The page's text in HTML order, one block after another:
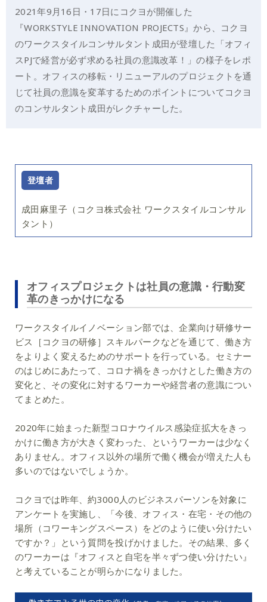
2021年9月16日・17日にコクヨが開催した
『WORKSTYLE INNOVATION PROJECTS』から、コクヨ
のワークスタイルコンサルタント成田が登壇した「オフィ
スPJで経営が必ず求める社員の意識改革！」の様子をレポ
ート。オフィスの移転・リニューアルのプロジェクトを通
じて社員の意識を変革するためのポイントについてコクヨ
のコンサルタント成田がレクチャーした。
登壇者
成田麻里子（コクヨ株式会社 ワークスタイルコンサル
タント）
オフィスプロジェクトは社員の意識・行動変
革のきっかけになる
ワークスタイルイノベーション部では、企業向け研修サー
ビス［コクヨの研修］スキルパークなどを通じて、働き方
をよりよく変えるためのサポートを行っている。セミナー
のはじめにあたって、コロナ禍をきっかけとした働き方の
変化と、その変化に対するワーカーや経営者の意識につい
てまとめた。
2020年に始まった新型コロナウイルス感染症拡大をきっ
かけに働き方が大きく変わった、というワーカーは少なく
ありません。オフィス以外の場所で働く機会が増えた人も
多いのではないでしょうか。
コクヨでは昨年、約3000人のビジネスパーソンを対象に
アンケートを実施し、「今後、オフィス・在宅・その他の
場所（コワーキングスペース）をどのように使い分けたい
ですか？」という質問を投げかけました。その結果、多く
のワーカーは『オフィスと自宅を半々ずつ使い分けたい』
と考えていることが明らかになりました。